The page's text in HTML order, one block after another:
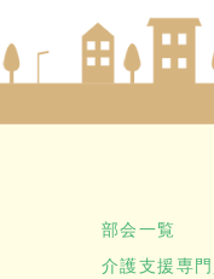
部会一覧
介護支援専